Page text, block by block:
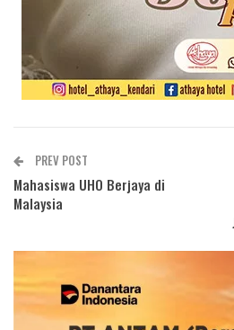
PREV POST
Mahasiswa UHO Berjaya di
Malaysia